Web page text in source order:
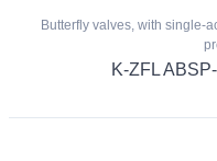
Butterfly valves, with single-
K-ZFL